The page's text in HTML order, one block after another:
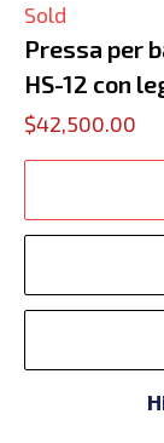
Sold
Pressa per
HS-12 con
$42,500.00